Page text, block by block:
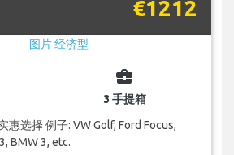
€1212
business_center
3 手提箱
惠选择 例子: VW Golf, Ford Focus,
BMW 3, etc.